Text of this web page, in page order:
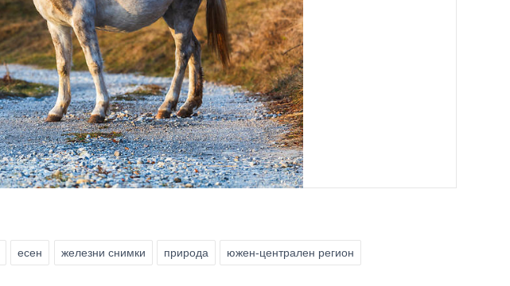
есен железни снимки природа южен-централен регион